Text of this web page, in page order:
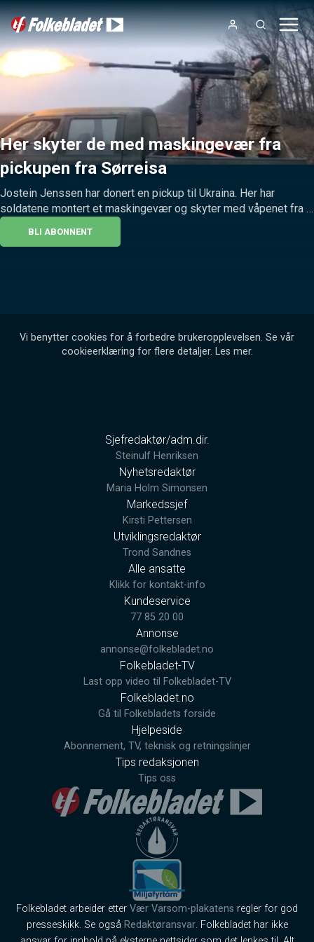
Her skyter de med maskingevær fra
pickupen fra Sørreisa
Jostein Jenssen har donert en pickup til Ukraina. Her har
soldatene montert et maskingevær og skyter med våpenet fra
BLI ABONNENT
Vi benytter cookies for å forbedre brukeropplevelsen. Se vår
cookieerklæring for flere detaljer. Les mer.
Sjefredaktør/adm.dir.
Steinulf Henriksen
Nyhetsredaktør
Maria Holm Simonsen
Markedssjef
Kirsti Pettersen
Utviklingsredaktør
Trond Sandnes
Alle ansatte
Klikk for kontakt-info
Kundeservice
77 85 20 00
Annonse
annonse@folkebladet.no
Folkebladet-TV
Last opp video til Folkebladet-TV
Folkebladet.no
Gå til Folkebladets forside
Hjelpeside
Abonnement, TV, teknisk og retningslinjer
Tips redaksjonen
Tips oss
Folkebladet arbeider etter Vær Varsom-plakatens regler for god
presseskikk. Se også Redaktøransvar. Folkebladet har ikke